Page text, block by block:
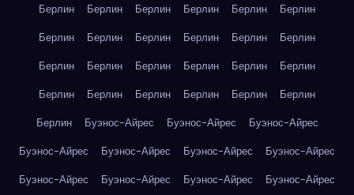
Берлин Берлин Берлин Берлин Берлин
Берлин
Берлин
Берлин Берлин Берлин Берлин
Берлин
Берлин
Берлин Берлин Берлин Берлин
Берлин
Берлин
Берлин Берлин Берлин Берлин
Берлин
Берлин
Буэнос-Айрес Буэнос-Айрес
Буэнос-Айрес
Буэнос-Айрес
Буэнос-Айрес Буэнос-Айрес
Буэнос-Айрес
Буэнос-Айрес
Буэнос-Айрес Буэнос-Айрес
Буэнос-Айрес